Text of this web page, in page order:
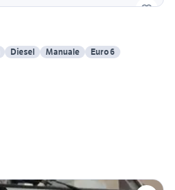
Diesel Manuale Euro 6